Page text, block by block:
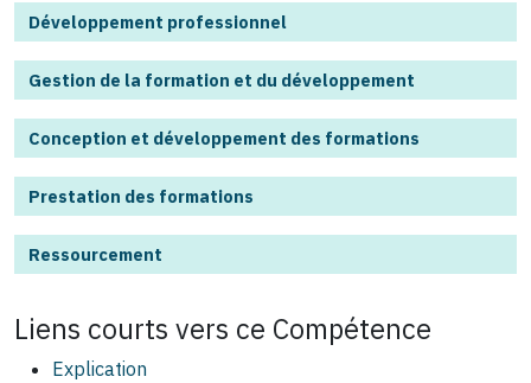
Développement professionnel
Gestion de la formation et du développement
Conception et développement des formations
Prestation des formations
Ressourcement
Liens courts vers ce Compétence
Explication